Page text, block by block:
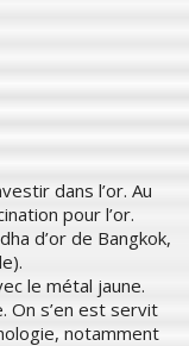
dans l’or. Au
pour l’or.
d’or de Bangkok,
le métal jaune.
On s’en est servit
notamment